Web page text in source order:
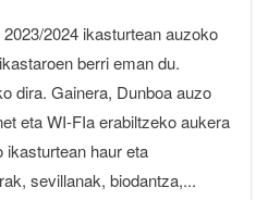
2024 ikasturtean auzoko
berri eman du.
dira. Gainera, Dunboa auzo
eta WI-FIa erabiltzeko aukera
ikasturtean haur eta
sevillanak, biodantza,...